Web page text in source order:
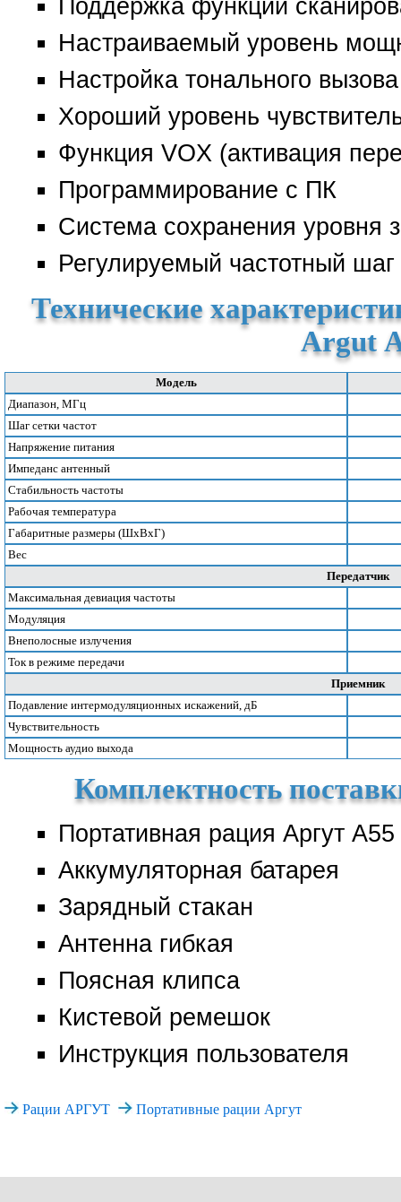
Поддержка функции
Настраиваемый уровень
Настройка тонального вызова
Хороший уровень
Функция VOX (активация
Программирование с ПК
Система сохранения уровня
Регулируемый частотный шаг
Технические
Argut
Модель
Диапазон, МГц
Шаг сетки частот
Напряжение питания
Импеданс антенный
Стабильность частоты
Рабочая температура
Габаритные размеры (ШхВхГ)
Вес
Передатчик
Максимальная девиация частоты
Модуляция
Внеполосные излучения
Ток в режиме передачи
Приемник
Подавление интермодуляционных искажений, дБ
Чувствительность
Мощность аудио выхода
Комплектность
Портативная рация Аргут А55
Аккумуляторная батарея
Зарядный стакан
Антенна гибкая
Поясная клипса
Кистевой ремешок
Инструкция пользователя
Рации АРГУТ Портативные рации Аргут